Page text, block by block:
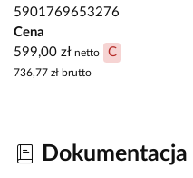
5901769653276
Cena
599,00 zł netto C
736,77 zł brutto
Dokumentacja